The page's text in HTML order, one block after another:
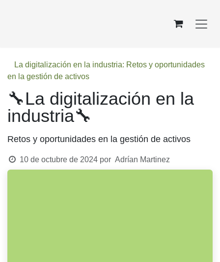
La digitalización en la industria: Retos y oportunidades
en la gestión de activos
🔧La digitalización en la
industria🔧
Retos y oportunidades en la gestión de activos
10 de octubre de 2024 por Adrían Martinez